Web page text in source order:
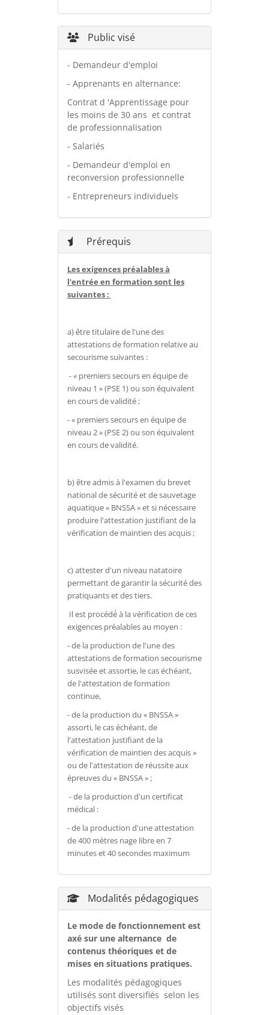
Public visé
- Demandeur d'emploi
- Apprenants en alternance:
Contrat d 'Apprentissage pour
les moins de 30 ans et contrat
de professionnalisation
- Salariés
- Demandeur d'emploi en
reconversion professionnelle
- Entrepreneurs individuels
Prérequis
Les exigences préalables à
l'entrée en formation sont les
suivantes :
a) être titulaire de l'une des
attestations de formation relative au
secourisme suivantes :
- « premiers secours en équipe de
niveau 1 » (PSE 1) ou son équivalent
en cours de validité ;
- « premiers secours en équipe de
niveau 2 » (PSE 2) ou son équivalent
en cours de validité.
b) être admis à l'examen du brevet
national de sécurité et de sauvetage
aquatique « BNSSA » et si nécessaire
produire l'attestation justifiant de la
vérification de maintien des acquis ;
c) attester d'un niveau natatoire
permettant de garantir la sécurité des
pratiquants et des tiers.
Il est procédé́ à la vérification de ces
exigences préalables au moyen :
- de la production de l'une des
attestations de formation secourisme
susvisée et assortie, le cas échéant,
de l'attestation de formation
continue,
- de la production du « BNSSA »
assorti, le cas échéant, de
l'attestation justifiant de la
vérification de maintien des acquis »
ou de l'attestation de réussite aux
épreuves du « BNSSA » ;
- de la production d'un certificat
médical :
- de la production d'une attestation
de 400 mètres nage libre en 7
minutes et 40 secondes maximum
Modalités pédagogiques
Le mode de fonctionnement est
axé sur une alternance de
contenus théoriques et de
mises en situations pratiques.
Les modalités pédagogiques
utilisés sont diversifiés selon les
objectifs visés